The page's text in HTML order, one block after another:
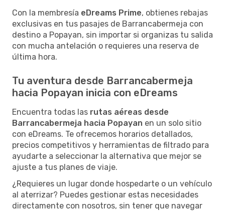
Con la membresía eDreams Prime, obtienes rebajas
exclusivas en tus pasajes de Barrancabermeja con
destino a Popayan, sin importar si organizas tu salida
con mucha antelación o requieres una reserva de
última hora.
Tu aventura desde Barrancabermeja
hacia Popayan inicia con eDreams
Encuentra todas las rutas aéreas desde
Barrancabermeja hacia Popayan en un solo sitio
con eDreams. Te ofrecemos horarios detallados,
precios competitivos y herramientas de filtrado para
ayudarte a seleccionar la alternativa que mejor se
ajuste a tus planes de viaje.
¿Requieres un lugar donde hospedarte o un vehículo
al aterrizar? Puedes gestionar estas necesidades
directamente con nosotros, sin tener que navegar